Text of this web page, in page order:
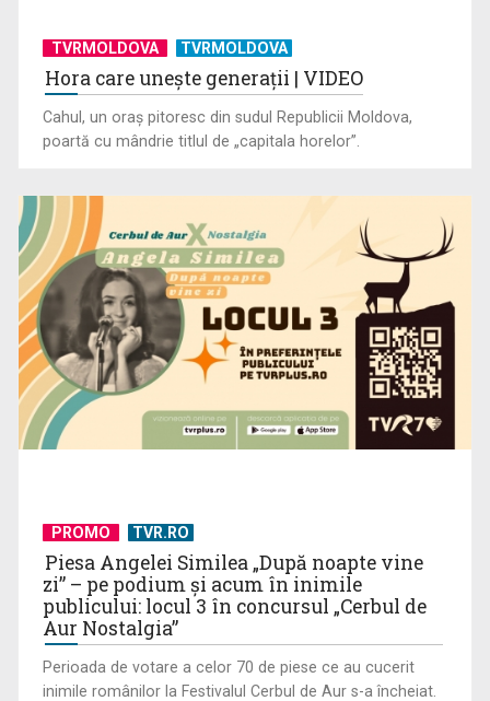
TVRMOLDOVA TVRMOLDOVA
Hora care unește generații | VIDEO
Cahul, un oraș pitoresc din sudul Republicii Moldova,
poartă cu mândrie titlul de „capitala horelor”.
PROMO TVR.RO
Piesa Angelei Similea „După noapte vine
zi” – pe podium şi acum în inimile
publicului: locul 3 în concursul „Cerbul de
Aur Nostalgia”
Perioada de votare a celor 70 de piese ce au cucerit
inimile românilor la Festivalul Cerbul de Aur s-a încheiat.